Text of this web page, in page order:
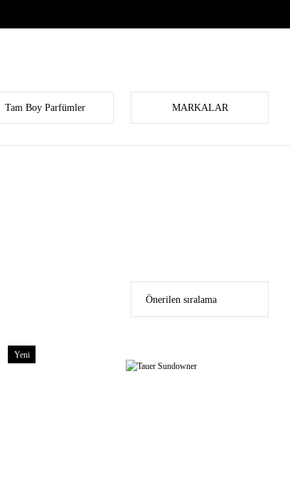
Tam Boy Parfümler MARKALAR
Yeni